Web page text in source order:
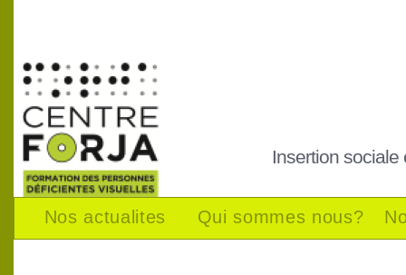
Insertion
Nos actualites Qui sommes nous?